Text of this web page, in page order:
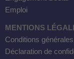
Emploi
MENTIONS
Conditions
Déclaration de